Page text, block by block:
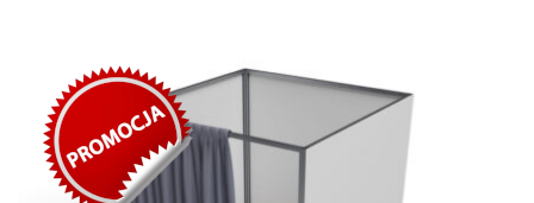
do
141,45 zł